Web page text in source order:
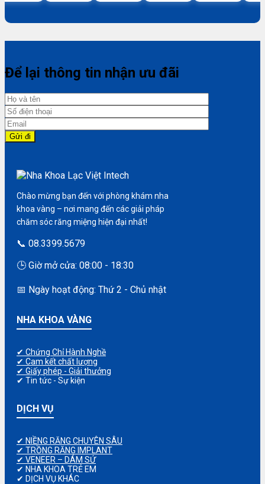
Để lại thông tin nhận ưu đãi
Chào mừng bạn đến với phòng khám nha
khoa vàng – nơi mang đến các giải pháp
chăm sóc răng miệng hiện đại nhất!
📞 08.3399.5679
🕒 Giờ mở cửa: 08:00 - 18:30
📅 Ngày hoạt động: Thứ 2 - Chủ nhật
NHA KHOA VÀNG
✔ Chứng Chỉ Hành Nghề
✔ Cam kết chất lượng
✔ Giấy phép - Giải thưởng
✔ Tin tức - Sự kiện
DỊCH VỤ
✔ NIỀNG RĂNG CHUYÊN SÂU
✔ TRỒNG RĂNG IMPLANT
✔ VENEER – DÁM SỨ
✔ NHA KHOA TRẺ EM
✔ DỊCH VỤ KHÁC